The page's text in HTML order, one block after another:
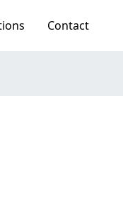
Contact